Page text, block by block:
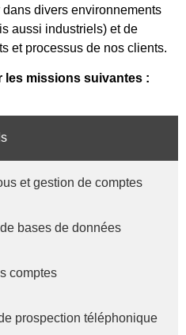
dans divers environnements
aussi industriels) et de
et processus de nos clients.
les missions suivantes :
et gestion de comptes
bases de données
comptes
prospection téléphonique